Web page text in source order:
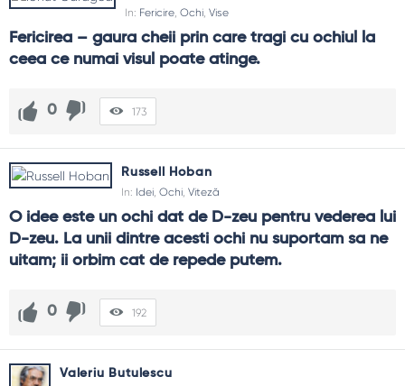
In: Fericire, Ochi, Vise
Fericirea – gaura cheii prin care tragi cu ochiul la
ceea ce numai visul poate atinge.
0 173
Russell Hoban
In: Idei, Ochi, Viteză
O idee este un ochi dat de D-zeu pentru vederea lui
D-zeu. La unii dintre acesti ochi nu suportam sa ne
uitam; ii orbim cat de repede putem.
0 192
Valeriu Butulescu